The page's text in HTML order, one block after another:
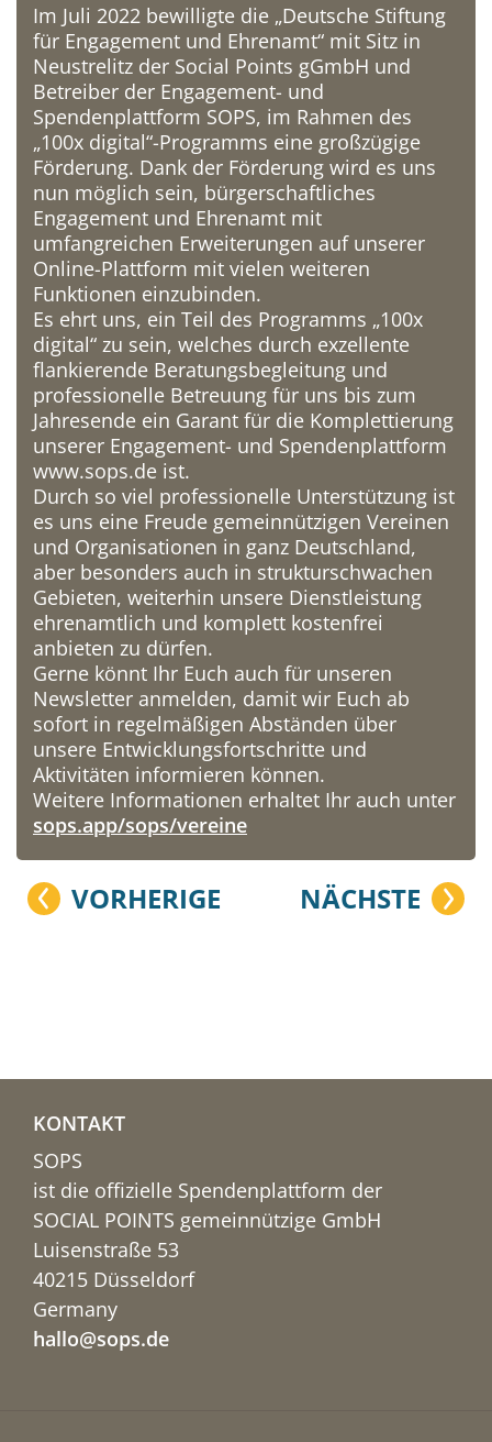
Im Juli 2022 bewilligte die „Deutsche Stiftung
für Engagement und Ehrenamt“ mit Sitz in
Neustrelitz der Social Points gGmbH und
Betreiber der Engagement- und
Spendenplattform SOPS, im Rahmen des
„100x digital“-Programms eine großzügige
Förderung. Dank der Förderung wird es uns
nun möglich sein, bürgerschaftliches
Engagement und Ehrenamt mit
umfangreichen Erweiterungen auf unserer
Online-Plattform mit vielen weiteren
Funktionen einzubinden.
Es ehrt uns, ein Teil des Programms „100x
digital“ zu sein, welches durch exzellente
flankierende Beratungsbegleitung und
professionelle Betreuung für uns bis zum
Jahresende ein Garant für die Komplettierung
unserer Engagement- und Spendenplattform
www.sops.de ist.
Durch so viel professionelle Unterstützung ist
es uns eine Freude gemeinnützigen Vereinen
und Organisationen in ganz Deutschland,
aber besonders auch in strukturschwachen
Gebieten, weiterhin unsere Dienstleistung
ehrenamtlich und komplett kostenfrei
anbieten zu dürfen.
Gerne könnt Ihr Euch auch für unseren
Newsletter anmelden, damit wir Euch ab
sofort in regelmäßigen Abständen über
unsere Entwicklungsfortschritte und
Aktivitäten informieren können.
Weitere Informationen erhaltet Ihr auch unter
sops.app/sops/vereine
VORHERIGE NÄCHSTE
KONTAKT
SOPS
ist die offizielle Spendenplattform der
SOCIAL POINTS gemeinnützige GmbH
Luisenstraße 53
40215 Düsseldorf
Germany
hallo@sops.de